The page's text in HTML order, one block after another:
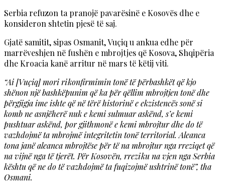
Serbia refuzon ta pranojë pavarësinë e Kosovës dhe e
konsideron shtetin pjesë të saj.
Gjatë samitit, sipas Osmanit, Vuçiq u ankua edhe për
marrëveshjen në fushën e mbrojtjes që Kosova, Shqipëria
dhe Kroacia kanë arritur në mars të këtij viti.
“Ai [Vuçiq] mori rikonfirmimin tonë të përbashkët që kjo
shënon një bashkëpunim që ka për qëllim mbrojtjen tonë dhe
përgjigja ime ishte që në tërë historinë e ekzistencës sonë si
komb ne asnjëherë nuk e kemi sulmuar askënd, s’e kemi
pushtuar askënd, por gjithmonë e kemi mbrojtur dhe do të
vazhdojmë ta mbrojmë integritetin tonë territorial. Aleanca
tona janë aleanca mbrojtëse për të na mbrojtur nga rreziqet që
na vijnë nga të tjerët. Për Kosovën, rreziku na vjen nga Serbia
kështu që ne do të vazhdojmë ta fuqizojmë ushtrinë tonë”, tha
Osmani.